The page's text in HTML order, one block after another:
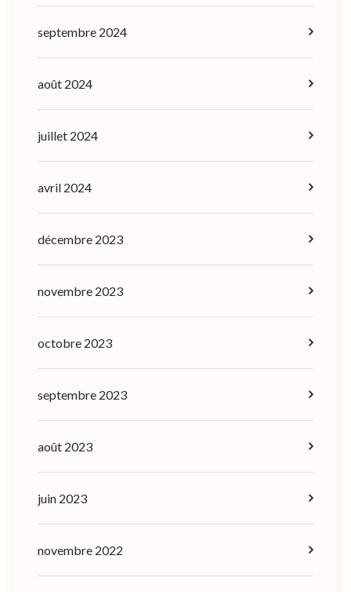
septembre 2024
août 2024
juillet 2024
avril 2024
décembre 2023
novembre 2023
octobre 2023
septembre 2023
août 2023
juin 2023
novembre 2022